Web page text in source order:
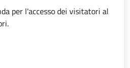
per l'accesso dei visitatori al